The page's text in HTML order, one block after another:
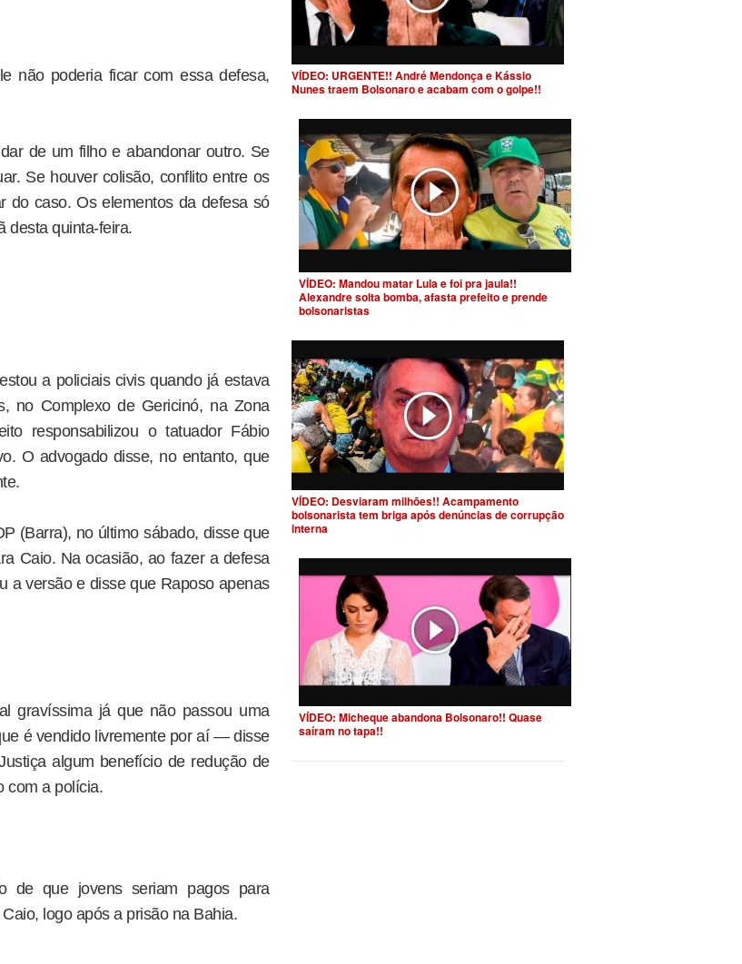
não poderia ficar com essa defesa,
de um filho e abandonar outro. Se
Se houver colisão, conflito entre os
do caso. Os elementos da defesa só
desta quinta-feira.
a policiais civis quando já estava
no Complexo de Gericinó, na Zona
responsabilizou o tatuador Fábio
O advogado disse, no entanto, que
(Barra), no último sábado, disse que
Caio. Na ocasião, ao fazer a defesa
a versão e disse que Raposo apenas
gravíssima já que não passou uma
é vendido livremente por aí — disse
algum benefício de redução de
com a polícia.
de que jovens seriam pagos para
logo após a prisão na Bahia.
VÍDEO: URGENTE!! André Mendonça e Kássio
Nunes traem Bolsonaro e acabam com o golpe!!
VÍDEO: Mandou matar Lula e foi pra jaula!!
Alexandre solta bomba, afasta prefeito e prende
bolsonaristas
VÍDEO: Desviaram milhões!! Acampamento
bolsonarista tem briga após denúncias de corrupção
interna
VÍDEO: Micheque abandona Bolsonaro!! Quase
saíram no tapa!!